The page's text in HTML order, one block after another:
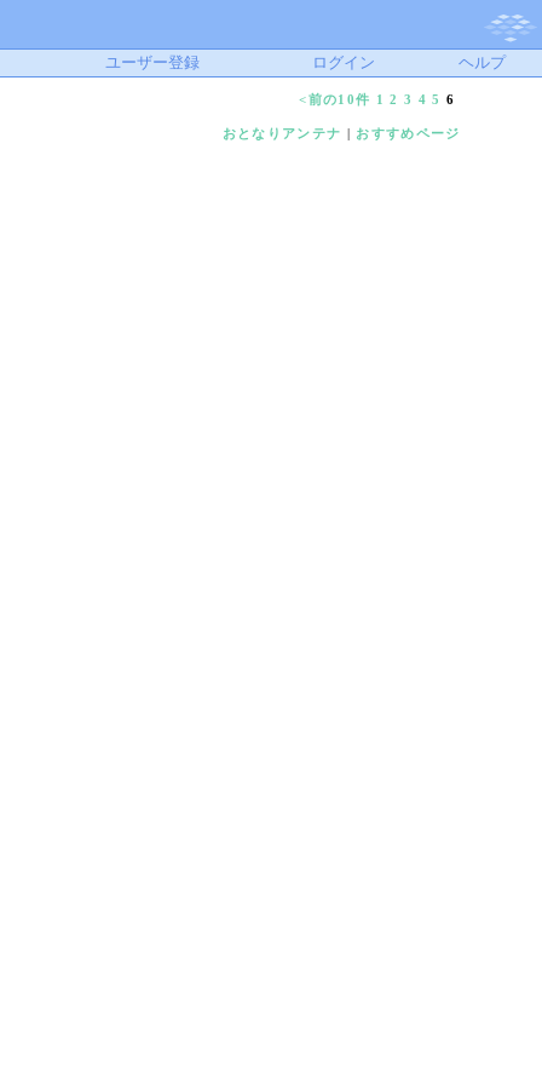
ユーザー登録 ログイン ヘルプ
<前の10件 1 2 3 4 5 6
おとなりアンテナ おすすめページ